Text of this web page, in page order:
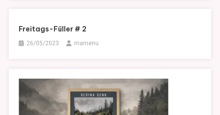
Freitags-Füller # 2
26/05/2023 mamenu